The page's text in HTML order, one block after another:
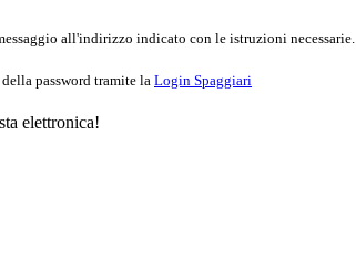
all'indirizzo indicato con le istruzioni necessarie.
password tramite la Login Spaggiari
elettronica!